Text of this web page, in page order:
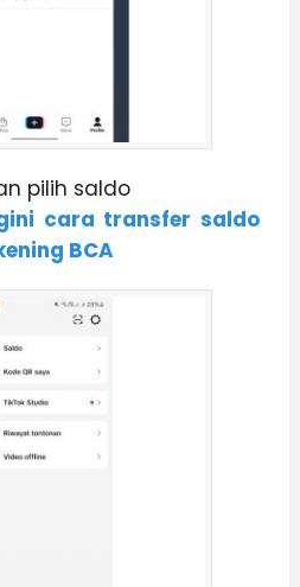
pilih saldo
cara transfer saldo
BCA